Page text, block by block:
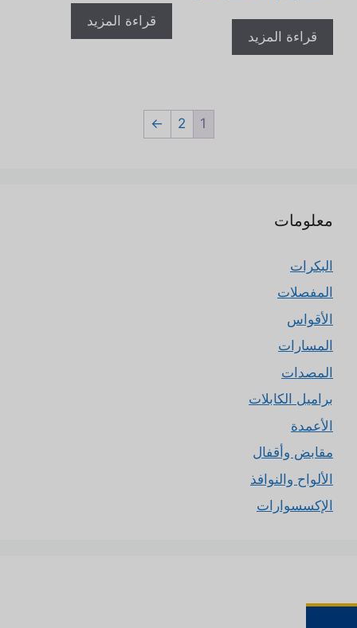
قراءة المزيد
قراءة المزيد
1
2
←
معلومات
البكرات
المفصلات
الأقواس
المسارات
المصدات
براميل الكابلات
الأعمدة
مقابض وأقفال
الألواح والنوافذ
الإكسسوارات